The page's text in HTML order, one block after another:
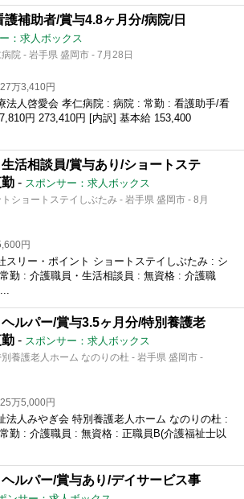
補助者/賞与4.8ヶ月分/病院/日
：求人ボックス
院 - 岩手県 盛岡市 - 7月28日
万3,410円
法人啓愛会 孝仁病院 : 病院 : 常勤 : 看護助手/看
円 273,410円 [内訳] 基本給 153,400
活相談員/賞与あり/ショートステ
- スポンサー：求人ボックス
ショートステイしぶたみ - 岩手県 盛岡市 - 8月
円
スリー・ポイント ショートステイしぶたみ : シ
勤 : 介護職員・生活相談員 : 無資格 : 介護職
ルパー/賞与3.5ヶ月分/特別養護老
- スポンサー：求人ボックス
養護老人ホーム なのりの杜 - 岩手県 盛岡市 -
万5,000円
法人みやぎ会 特別養護老人ホーム なのりの杜 :
勤 : 介護職員 : 無資格 : 正職員B(介護福祉士以
ルパー/賞与あり/デイサービス事